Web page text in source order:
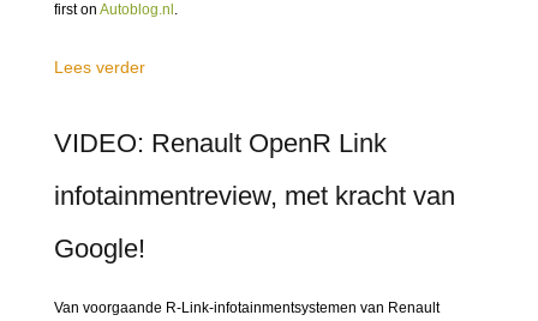
first on Autoblog.nl .
Lees verder
VIDEO: Renault OpenR Link
infotainmentreview, met kracht van
Google!
Van voorgaande R-Link-infotainmentsystemen van Renault